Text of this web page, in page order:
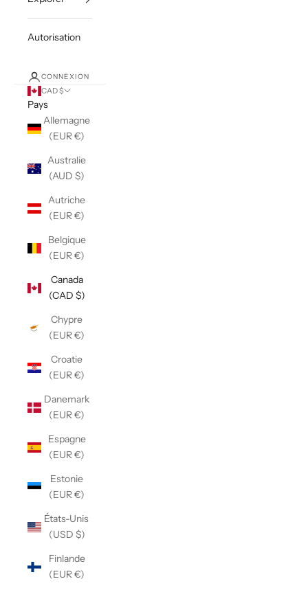
Autorisation
CONNEXION
CAD $
Pays
Allemagne
(EUR €)
Australie
(AUD $)
Autriche
(EUR €)
Belgique
(EUR €)
Canada
(CAD $)
Chypre
(EUR €)
Croatie
(EUR €)
Danemark
(EUR €)
Espagne
(EUR €)
Estonie
(EUR €)
États-Unis
(USD $)
Finlande
(EUR €)